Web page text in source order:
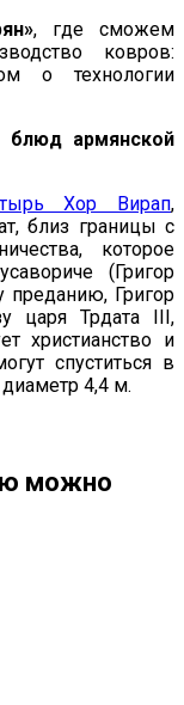
, где сможем
ковров:
о технологии
блюд армянской
Хор Вирап,
близ границы с
которое
(Григор
преданию, Григор
царя Трдата III,
христианство и
спуститься в
4,4 м.
можно